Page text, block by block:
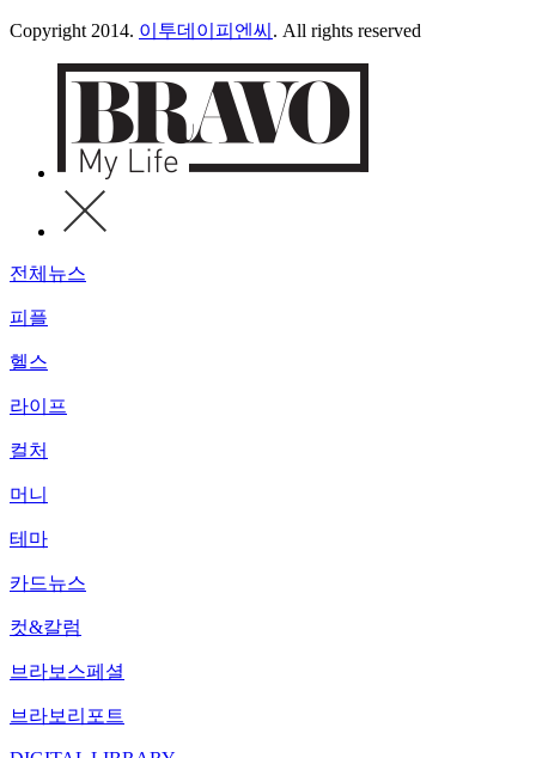
Copyright 2014. 이투데이피엔씨 . All rights reserved
전체뉴스
피플
헬스
라이프
컬처
머니
테마
카드뉴스
컷&칼럼
브라보스페셜
브라보리포트